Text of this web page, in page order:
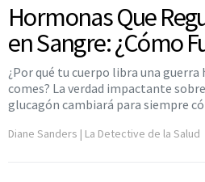
Hormonas Que
en Sangre: ¿Cómo
¿Por qué tu cuerpo libra una guerra
comes? La verdad impactante
glucagón cambiará para siempre
Diane Sanders | La Detective de la Salud